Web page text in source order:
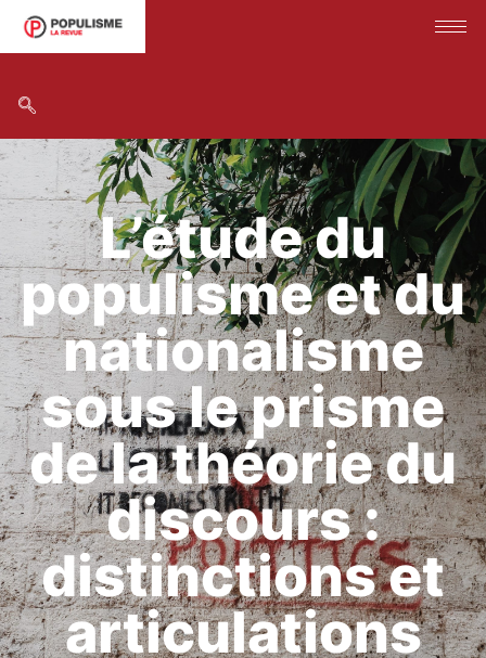
L’étude du
populisme et du
nationalisme
sous le prisme
de la théorie du
discours :
distinctions et
articulations